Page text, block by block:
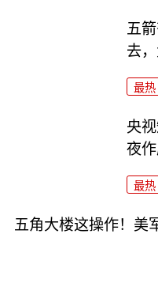
五
去
最热
央
夜
最热
五角大楼这操作！美